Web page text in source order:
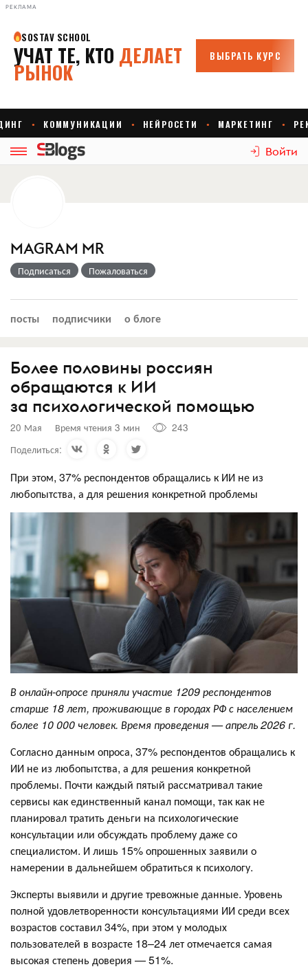
РЕКЛАМА
Войти
MAGRAM MR
Подписаться Пожаловаться
посты подписчики о блоге
Более половины россиян
обращаются к ИИ
за психологической помощью
20 Мая Время чтения 3 мин
243
Поделиться:
При этом, 37% респондентов обращались к ИИ не из
любопытства, а для решения конкретной проблемы
В онлайн-опросе приняли участие 1209 респондентов
старше 18 лет, проживающие в городах РФ с населением
более 10 000 человек. Время проведения — апрель 2026 г.
Согласно данным опроса, 37% респондентов обращались к
ИИ не из любопытства, а для решения конкретной
проблемы. Почти каждый пятый рассматривал такие
сервисы как единственный канал помощи, так как не
планировал тратить деньги на психологические
консультации или обсуждать проблему даже со
специалистом. И лишь 15% опрошенных заявили о
намерении в дальнейшем обратиться к психологу.
Эксперты выявили и другие тревожные данные. Уровень
полной удовлетворенности консультациями ИИ среди всех
возрастов составил 34%, при этом у молодых
пользователей в возрасте 18–24 лет отмечается самая
высокая степень доверия — 51%.